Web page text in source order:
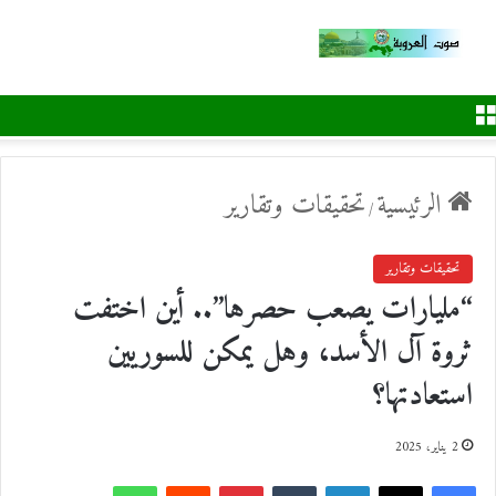
الرئيسية/تحقيقات وتقارير
تحقيقات وتقارير
“مليارات يصعب حصرها”.. أين اختفت
ثروة آل الأسد، وهل يمكن للسوريين
استعادتها؟
2 يناير، 2025